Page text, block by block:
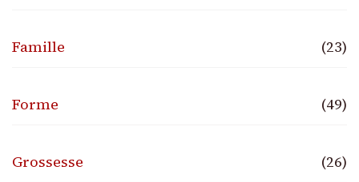
Famille (23)
Forme (49)
Grossesse (26)